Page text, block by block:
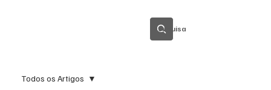
Pesquisa
Todos os Artigos